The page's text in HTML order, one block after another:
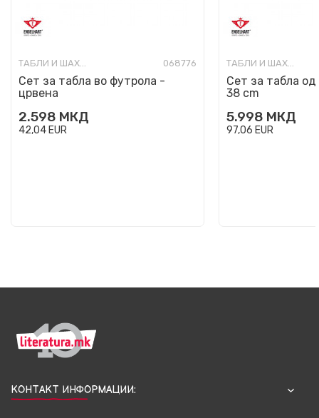
ТАБЛИ И ШАХОВИ 068776
Сет за табла во футрола -
црвена
2.598 МКД
42,04EUR
ТАБЛИ И ШАХОВИ
Сет за табла
38 cm
5.998 МКД
97,06 EUR
КОНТАКТ ИНФОРМАЦИИ: